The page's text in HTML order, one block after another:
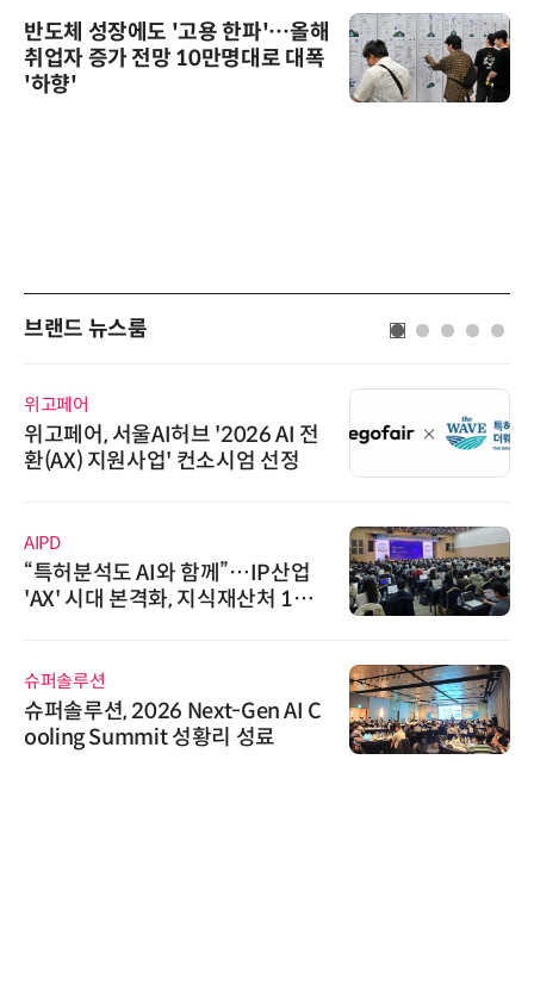
반도체 성장에도 '고용 한파'…올해
취업자 증가 전망 10만명대로 대폭
'하향'
브랜드 뉴스룸
위고페어
위고페어, 서울AI허브 '2026 AI 전
환(AX) 지원사업' 컨소시엄 선정
AIPD
“특허분석도 AI와 함께”…IP산업
'AX' 시대 본격화, 지식재산처 1호
슈퍼솔루션
슈퍼솔루션, 2026 Next-Gen AI C
ooling Summit 성황리 성료